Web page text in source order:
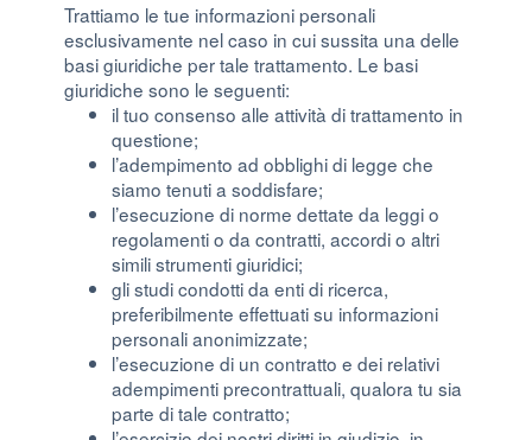
Trattiamo le tue informazioni personali
esclusivamente nel caso in cui sussita una delle
basi giuridiche per tale trattamento. Le basi
giuridiche sono le seguenti:
il tuo consenso alle attività di trattamento in
questione;
l’adempimento ad obblighi di legge che
siamo tenuti a soddisfare;
l’esecuzione di norme dettate da leggi o
regolamenti o da contratti, accordi o altri
simili strumenti giuridici;
gli studi condotti da enti di ricerca,
preferibilmente effettuati su informazioni
personali anonimizzate;
l’esecuzione di un contratto e dei relativi
adempimenti precontrattuali, qualora tu sia
parte di tale contratto;